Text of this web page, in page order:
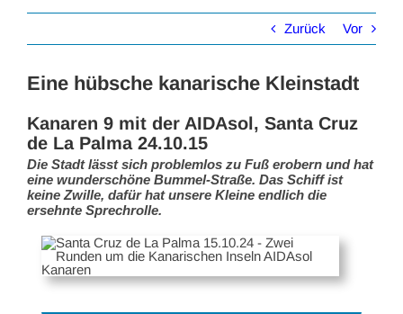
Zurück Vor
Eine hübsche kanarische Kleinstadt
Kanaren 9 mit der AIDAsol, Santa Cruz
de La Palma 24.10.15
Die Stadt lässt sich problemlos zu Fuß erobern und hat
eine wunderschöne Bummel-Straße. Das Schiff ist
keine Zwille, dafür hat unsere Kleine endlich die
ersehnte Sprechrolle.